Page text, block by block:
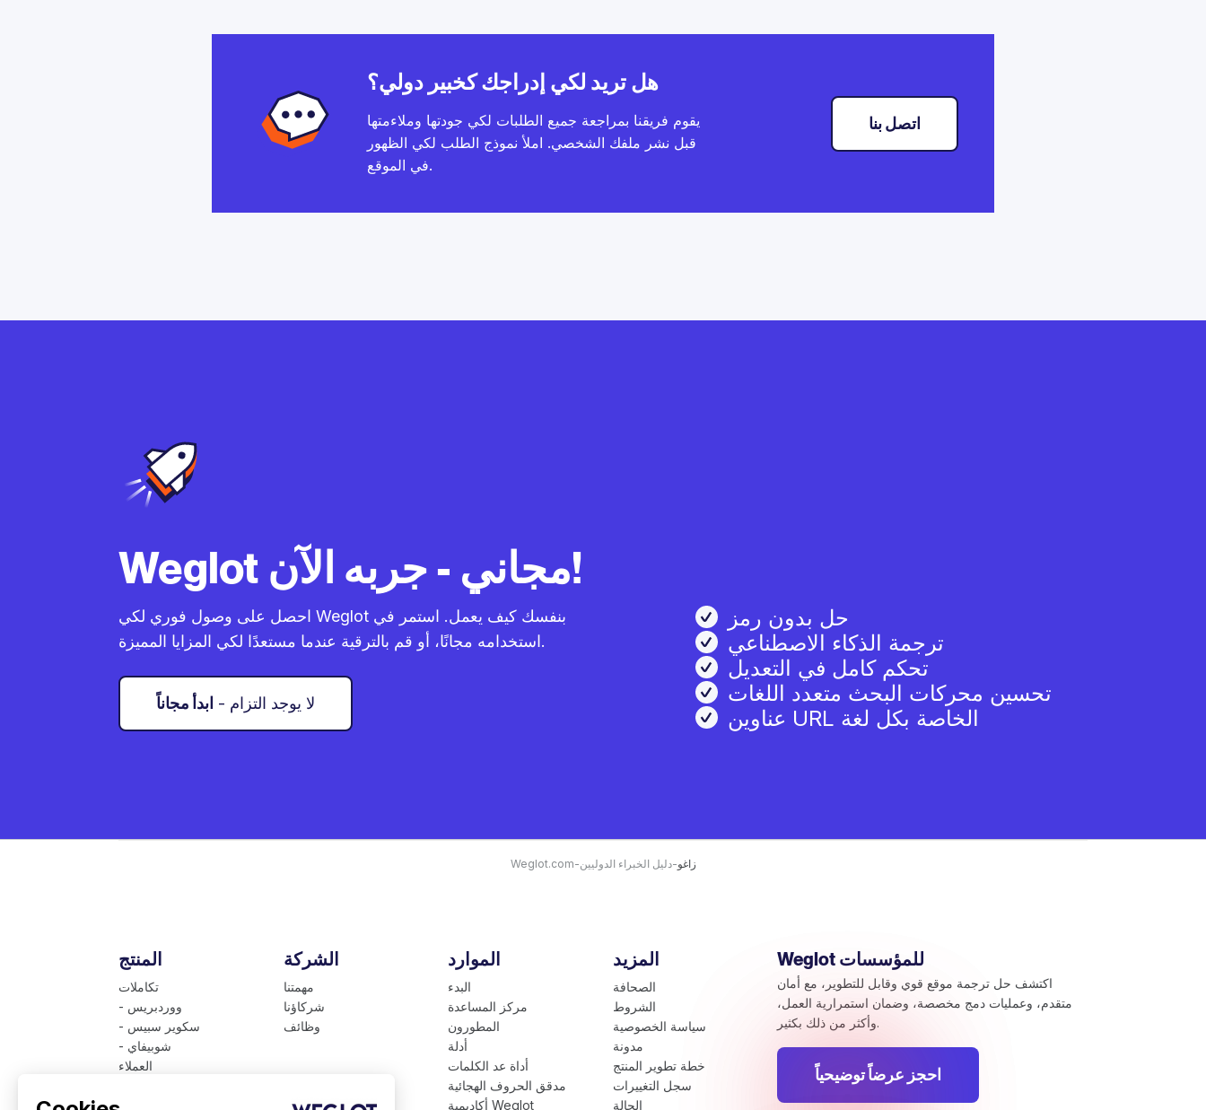
هل تريد لكي إدراجك كخبير دولي؟
يقوم فريقنا بمراجعة جميع الطلبات لكي جودتها وملاءمتها
قبل نشر ملفك الشخصي. املأ نموذج الطلب لكي الظهور
في الموقع.
اتصل بنا
Weglot مجاني - جربه الآن!
احصل على وصول فوري لكي Weglot بنفسك كيف يعمل. استمر في
استخدامه مجانًا، أو قم بالترقية عندما مستعدًا لكي المزايا المميزة.
ابدأ مجاناً - لا يوجد التزام
حل بدون رمز
ترجمة الذكاء الاصطناعي
تحكم كامل في التعديل
تحسين محركات البحث متعدد اللغات
عناوين URL الخاصة بكل لغة
Weglot.com-دليل الخبراء الدوليين-زاغو
المنتج
تكاملات
- ووردبريس
- سكوير سبيس
- شوبيفاي
العملاء
اللغات المتوفرة
الشركة
مهمتنا
شركاؤنا
وظائف
الموارد
البدء
مركز المساعدة
المطورون
أدلة
أداة عد الكلمات
مدقق الحروف الهجائية
أكاديمية Weglot
المزيد
الصحافة
الشروط
سياسة الخصوصية
مدونة
خطة تطوير المنتج
سجل التغييرات
الحالة
Weglot للمؤسسات
اكتشف حل ترجمة موقع قوي وقابل للتطوير، مع أمان
متقدم، وعمليات دمج مخصصة، وضمان استمرارية العمل،
وأكثر من ذلك بكثير.
احجز عرضاً توضيحياً